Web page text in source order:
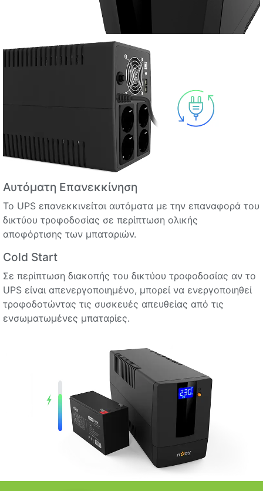
Αυτόματη Επανεκκίνηση
Το UPS επανεκκινείται αυτόματα με την επαναφορά του
δικτύου τροφοδοσίας σε περίπτωση ολικής
αποφόρτισης των μπαταριών.
Cold Start
Σε περίπτωση διακοπής του δικτύου τροφοδοσίας αν το
UPS είναι απενεργοποιημένο, μπορεί να ενεργοποιηθεί
τροφοδοτώντας τις συσκευές απευθείας από τις
ενσωματωμένες μπαταρίες.